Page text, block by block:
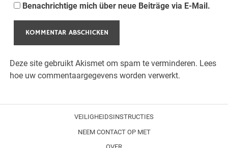
Benachrichtige mich über neue Beiträge via E-Mail.
Deze site gebruikt Akismet om spam te verminderen. Lees
hoe uw commentaargegevens worden verwerkt.
VEILIGHEIDSINSTRUCTIES
NEEM CONTACT OP MET